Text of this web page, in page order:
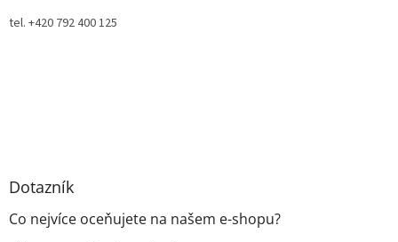
tel. +420 792 400 125
Dotazník
Co nejvíce oceňujete na našem e-shopu?